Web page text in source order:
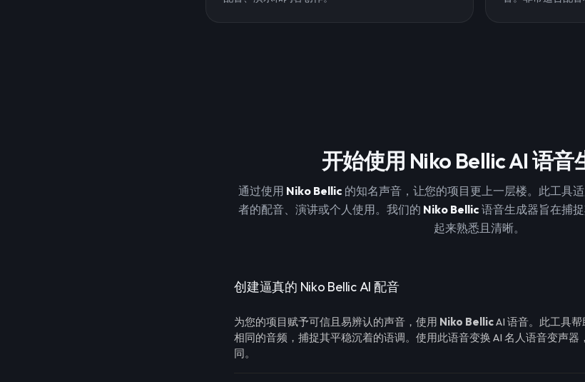
开始使用 Niko Bellic AI 语音
通过使用 Niko Bellic的知名声音，让您的项目更上一层楼。此工具
者的配音、演讲或个人使用。我们的 Niko Bellic语音生成器旨在捕
起来熟悉且清晰。
创建逼真的 Niko Bellic AI 配音
为您的项目赋予可信且易辨认的声音，使用 Niko BellicAI 语音。此工具
相同的音频，捕捉其平稳沉着的语调。使用此语音变换 AI 名人语音变声器
同。